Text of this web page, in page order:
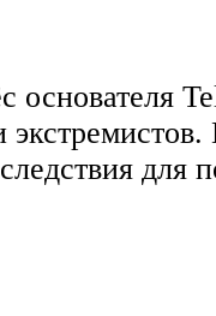
основателя
для